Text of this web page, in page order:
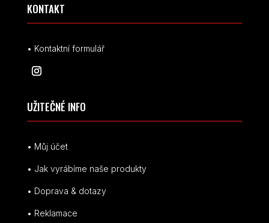
KONTAKT
• Kontaktní formulář
UŽITEČNÉ INFO
• Můj účet
• Jak vyrábíme naše produkty
• Doprava & dotazy
• Reklamace